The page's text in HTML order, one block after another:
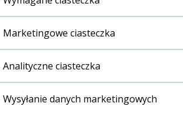
Marketingowe ciasteczka
Analityczne ciasteczka
Wysyłanie danych marketingowych